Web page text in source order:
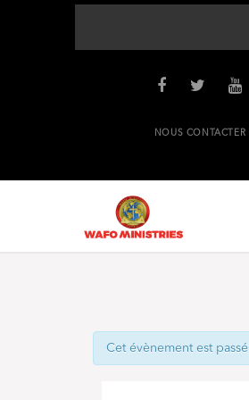
NOUS CONTACTER
Cet évènement est passé